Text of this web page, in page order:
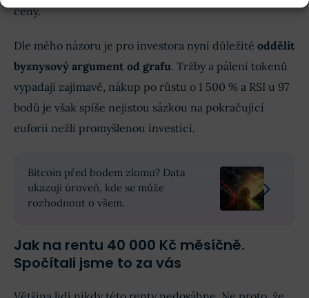
ceny.
Dle mého názoru je pro investora nyní důležité oddělit
byznysový argument od grafu. Tržby a pálení tokenů
vypadají zajímavě, nákup po růstu o 1 500 % a RSI u 97
bodů je však spíše nejistou sázkou na pokračující
euforii nežli promyšlenou investicí.
Bitcoin před bodem zlomu? Data
ukazují úroveň, kde se může
rozhodnout o všem.
Jak na rentu 40 000 Kč měsíčně.
Spočítali jsme to za vás